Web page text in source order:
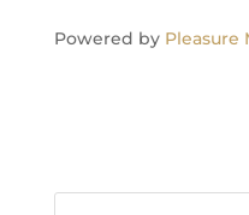
Powered by Pleasure